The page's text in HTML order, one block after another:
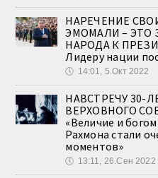
НАРЕЧЕНИЕ
ЭМОМАЛИ – ЭТО
НАРОДА К
Лидеру нации
🕔 14:01, 5.Окт 2022
НАВСТРЕЧУ 30-
ВЕРХОВНОГО
«Величие и
Рахмона стали
моментов»
🕔 13:11, 26.Сен 2022